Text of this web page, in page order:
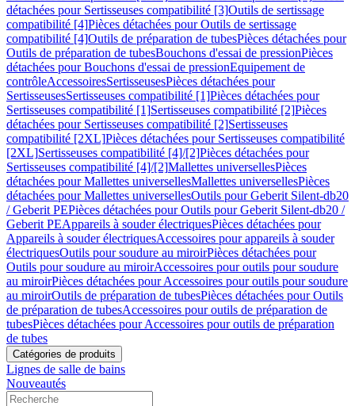
détachées pour Sertisseuses compatibilité [3]Outils de sertissage
compatibilité [4]Pièces détachées pour Outils de sertissage
compatibilité [4]Outils de préparation de tubesPièces détachées pour
Outils de préparation de tubesBouchons d'essai de pressionPièces
détachées pour Bouchons d'essai de pressionEquipement de
contrôleAccessoiresSertisseusesPièces détachées pour
SertisseusesSertisseuses compatibilité [1]Pièces détachées pour
Sertisseuses compatibilité [1]Sertisseuses compatibilité [2]Pièces
détachées pour Sertisseuses compatibilité [2]Sertisseuses
compatibilité [2XL]Pièces détachées pour Sertisseuses compatibilité
[2XL]Sertisseuses compatibilité [4]/[2]Pièces détachées pour
Sertisseuses compatibilité [4]/[2]Mallettes universellesPièces
détachées pour Mallettes universellesMallettes universellesPièces
détachées pour Mallettes universellesOutils pour Geberit Silent-db20
/ Geberit PEPièces détachées pour Outils pour Geberit Silent-db20 /
Geberit PEAppareils à souder électriquesPièces détachées pour
Appareils à souder électriquesAccessoires pour appareils à souder
électriquesOutils pour soudure au miroirPièces détachées pour
Outils pour soudure au miroirAccessoires pour outils pour soudure
au miroirPièces détachées pour Accessoires pour outils pour soudure
au miroirOutils de préparation de tubesPièces détachées pour Outils
de préparation de tubesAccessoires pour outils de préparation de
tubesPièces détachées pour Accessoires pour outils de préparation
de tubes
Catégories de produits
Lignes de salle de bains
Nouveautés